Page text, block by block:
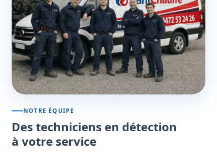
NOTRE ÉQUIPE
Des techniciens en détection
à votre service